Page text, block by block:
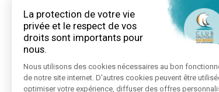
Les champs marqués d'un * sont obligatoires
Les informations recueillies à partir de ce formulaire sont
entreprise chargés du traitement de votre message.Voir notre